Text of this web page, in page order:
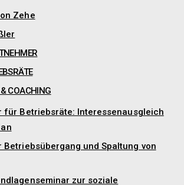
Zehe
COACHING
für Betriebsräte: Interessenausgleich
Betriebsübergang und Spaltung von
zur soziale